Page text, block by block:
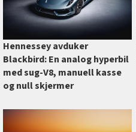
Hennessey avduker
Blackbird: En analog hyperbil
med sug-V8, manuell kasse
og null skjermer